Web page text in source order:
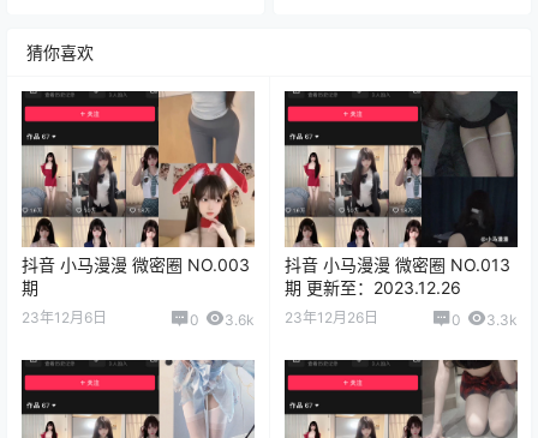
猜你喜欢
抖音 小马漫漫 微密圈 NO.003
期
23年12月6日 0 3.6k
抖音 小马漫漫 微密圈 NO.013
期 更新至：2023.12.26
23年12月26日 0 3.3k